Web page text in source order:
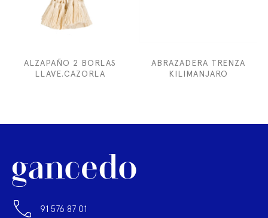
ALZAPAÑO 2 BORLAS
LLAVE.CAZORLA
ABRAZADERA TRENZA
KILIMANJARO
91 576 87 01